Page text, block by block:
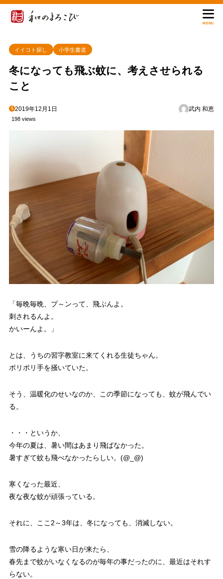
MENU
イイコト探し 小学生書道
冬になっても飛ぶ蚊に、考えさせられる
こと
2019年12月1日 武内 和恵
198 views
「毎晩毎晩、プ～ンって、飛ぶんよ。
刺されるんよ。
かいーんよ。」
とは、うちの習字教室に来てくれる生徒ちゃん。
ポリポリ手を掻いていた。
そう、温暖化のせいなのか、この季節になっても、蚊が飛んでい
る。
・・・というか、
今年の夏は、暑い間はあまり飛ばなかった。
暑すぎて蚊も飛べなかったらしい。(@_@)
寒くなった最近、
夜な夜な蚊が頑張っている。
それに、ここ2～3年は、冬になっても、消滅しない。
雪の降るような寒い日が来たら、
春先まで蚊がいなくなるのが毎年の事だったのに、最近はそれす
らない。